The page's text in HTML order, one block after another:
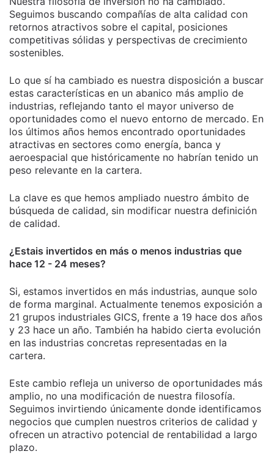
Seguimos buscando compañías de alta calidad con
retornos atractivos sobre el capital, posiciones
competitivas sólidas y perspectivas de crecimiento
sostenibles.
Lo que sí ha cambiado es nuestra disposición a buscar
estas características en un abanico más amplio de
industrias, reflejando tanto el mayor universo de
oportunidades como el nuevo entorno de mercado. En
los últimos años hemos encontrado oportunidades
atractivas en sectores como energía, banca y
aeroespacial que históricamente no habrían tenido un
peso relevante en la cartera.
La clave es que hemos ampliado nuestro ámbito de
búsqueda de calidad, sin modificar nuestra definición
de calidad.
¿Estais invertidos en más o menos industrias que
hace 12 - 24 meses?
Si, estamos invertidos en más industrias, aunque solo
de forma marginal. Actualmente tenemos exposición a
21 grupos industriales GICS, frente a 19 hace dos años
y 23 hace un año. También ha habido cierta evolución
en las industrias concretas representadas en la
cartera.
Este cambio refleja un universo de oportunidades más
amplio, no una modificación de nuestra filosofía.
Seguimos invirtiendo únicamente donde identificamos
negocios que cumplen nuestros criterios de calidad y
ofrecen un atractivo potencial de rentabilidad a largo
plazo.